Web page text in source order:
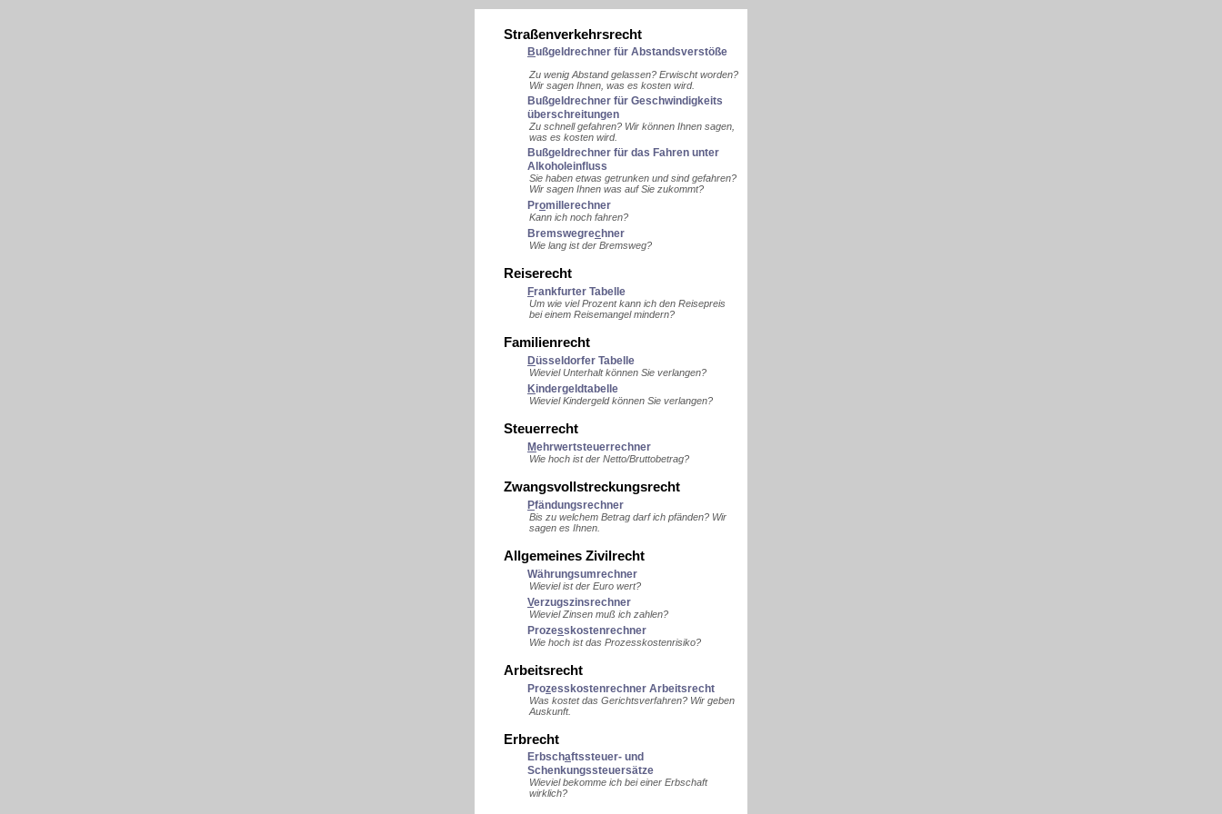
Straßenverkehrsrecht
Bußgeldrechner für Abstandsverstöße
Zu wenig Abstand gelassen? Erwischt worden?
Wir sagen Ihnen, was es kosten wird.
Bußgeldrechner für Geschwindigkeits
überschreitungen
Zu schnell gefahren? Wir können Ihnen sagen,
was es kosten wird.
Bußgeldrechner für das Fahren unter
Alkoholeinfluss
Sie haben etwas getrunken und sind gefahren?
Wir sagen Ihnen was auf Sie zukommt?
Promillerechner
Kann ich noch fahren?
Bremswegrechner
Wie lang ist der Bremsweg?
Reiserecht
Frankfurter Tabelle
Um wie viel Prozent kann ich den Reisepreis
bei einem Reisemangel mindern?
Familienrecht
Düsseldorfer Tabelle
Wieviel Unterhalt können Sie verlangen?
Kindergeldtabelle
Wieviel Kindergeld können Sie verlangen?
Steuerrecht
Mehrwertsteuerrechner
Wie hoch ist der Netto/Bruttobetrag?
Zwangsvollstreckungsrecht
Pfändungsrechner
Bis zu welchem Betrag darf ich pfänden? Wir
sagen es Ihnen.
Allgemeines Zivilrecht
Währungsumrechner
Wieviel ist der Euro wert?
Verzugszinsrechner
Wieviel Zinsen muß ich zahlen?
Prozesskostenrechner
Wie hoch ist das Prozesskostenrisiko?
Arbeitsrecht
Prozesskostenrechner Arbeitsrecht
Was kostet das Gerichtsverfahren? Wir geben
Auskunft.
Erbrecht
Erbschaftssteuer- und
Schenkungssteuersätze
Wieviel bekomme ich bei einer Erbschaft
wirklich?